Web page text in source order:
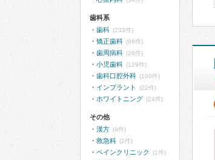
歯科系
歯科 (233件)
矯正歯科 (89件)
歯周病科 (26件)
小児歯科 (129件)
歯科口腔外科 (100件)
インプラント (22件)
ホワイトニング (24件)
その他
漢方 (9件)
救急科 (2件)
ペインクリニック (1件)